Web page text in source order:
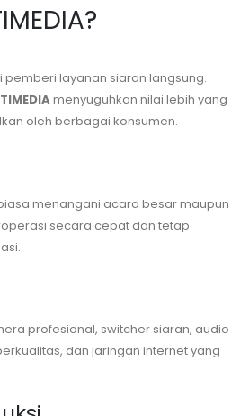
layanan siaran langsung.
menyuguhkan nilai lebih yang
oleh berbagai konsumen.
menangani acara besar maupun
secara cepat dan tetap
profesional, switcher siaran, audio
dan jaringan internet yang